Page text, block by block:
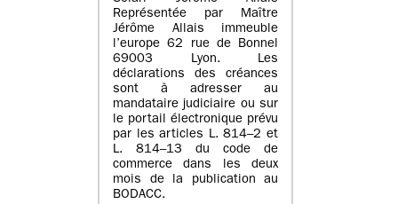
Représentée par Maître
Jérôme Allais immeuble
l’europe 62 rue de Bonnel
69003 Lyon. Les
déclarations des créances
sont à adresser au
mandataire judiciaire ou sur
le portail électronique prévu
par les articles L. 814–2 et
L. 814–13 du code de
commerce dans les deux
mois de la publication au
BODACC.